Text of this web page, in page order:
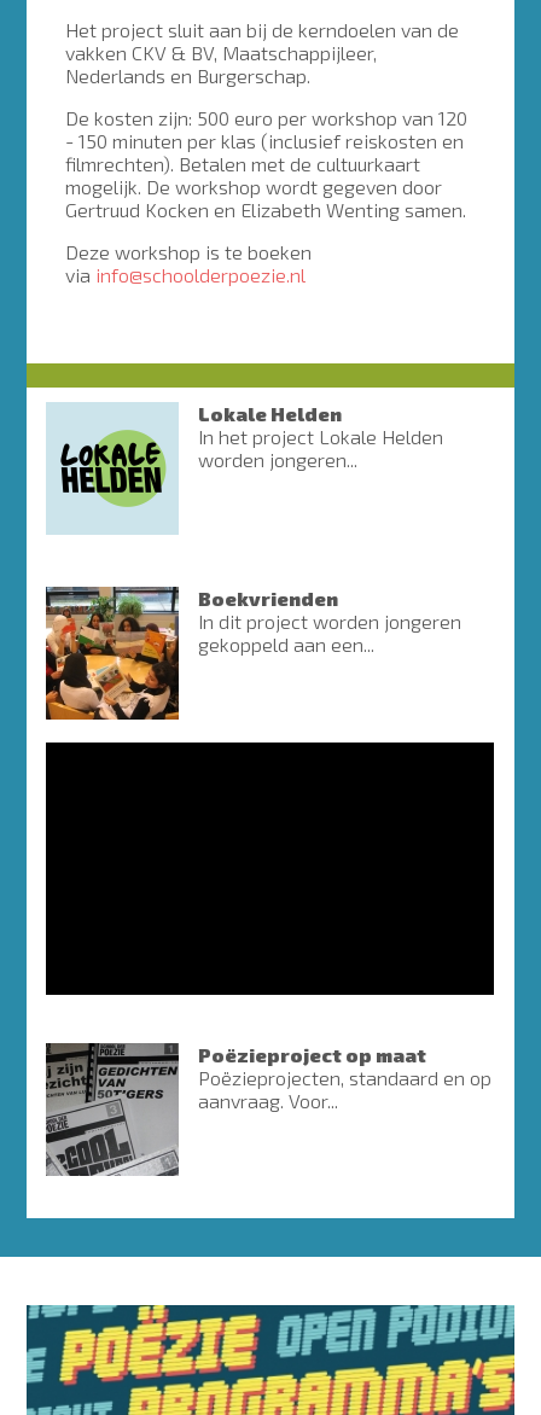
Het project sluit aan bij de kerndoelen van de
vakken CKV & BV, Maatschappijleer,
Nederlands en Burgerschap.
De kosten zijn: 500 euro per workshop van 120
- 150 minuten per klas (inclusief reiskosten en
filmrechten). Betalen met de cultuurkaart
mogelijk. De workshop wordt gegeven door
Gertruud Kocken en Elizabeth Wenting samen.
Deze workshop is te boeken
via info@schoolderpoezie.nl
Lokale Helden
In het project Lokale Helden
worden jongeren...
Boekvrienden
In dit project worden jongeren
gekoppeld aan een...
Poëzieproject op maat
Poëzieprojecten, standaard en op
aanvraag. Voor...